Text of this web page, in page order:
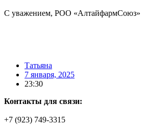
С уважением, РОО «АлтайфармСоюз»
Татьяна
7 января, 2025
23:30
Контакты для связи:
+7 (923) 749-3315